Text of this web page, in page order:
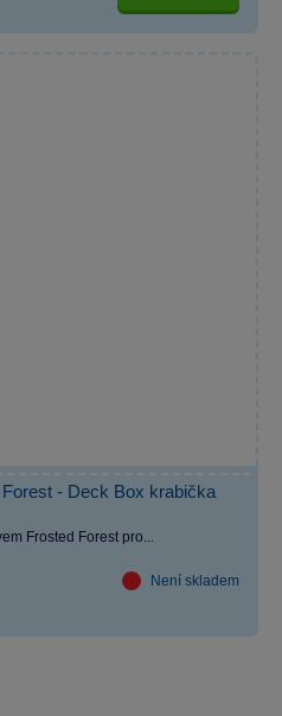
- Deck Box krabička
Frosted Forest pro...
Není skladem